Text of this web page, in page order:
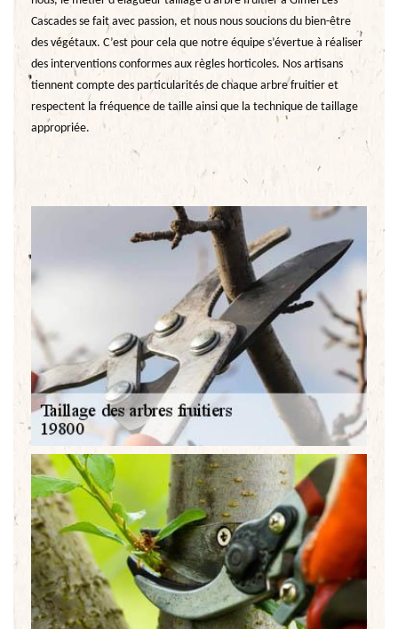
Cascades se fait avec passion, et nous nous soucions du bien-être
des végétaux. C’est pour cela que notre équipe s’évertue à réaliser
des interventions conformes aux règles horticoles. Nos artisans
tiennent compte des particularités de chaque arbre fruitier et
respectent la fréquence de taille ainsi que la technique de taillage
appropriée.